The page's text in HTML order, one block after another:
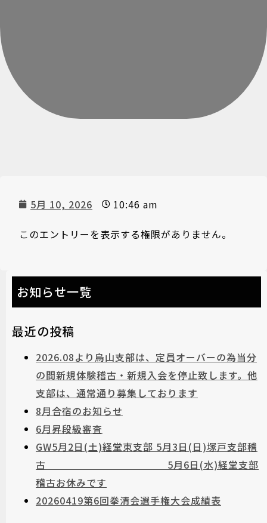
5月 10, 2026 10:46 am
このエントリーを表示する権限がありません。
お知らせ一覧
最近の投稿
2026.08より烏山支部は、定員オーバーの為当分
の間新規体験稽古・新規入会を停止致します。他
支部は、通常通り募集しております
8月合宿のお知らせ
6月昇段級審査
GW5月2日(土)経堂東支部 5月3日(日)塚戸支部稽
古 5月6日(水)経堂支部
稽古お休みです
20260419第6回拳清会選手権大会成績表